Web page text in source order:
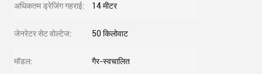
अधिकतम ड्रेजिंग गहराई: 14 मीटर
जेनरेटर सेट वोल्टेज: 50 किलोवाट
मॉडल: गैर-स्वचालित